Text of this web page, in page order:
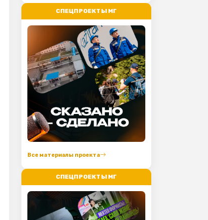
СПЕЦПРОЕКТЫ МГ
Все материалы проекта
СПЕЦПРОЕКТЫ МГ